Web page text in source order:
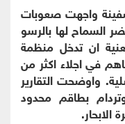
واجهت صعوبات
السماح لها بالرسو
ان تدخل منظمة
في اجلاء اكثر من
واوضحت التقارير
بطاقم محدود